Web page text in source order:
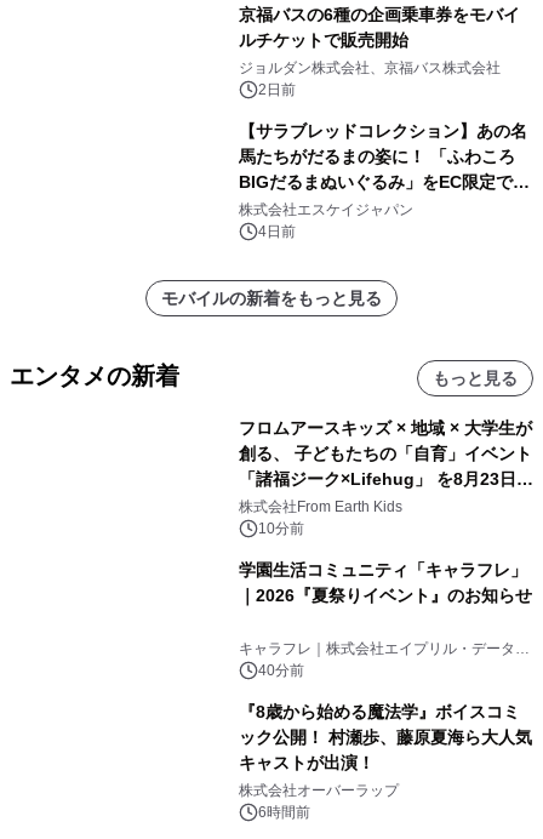
京福バスの6種の企画乗車券をモバイ
ルチケットで販売開始
ジョルダン株式会社、京福バス株式会社
2日前
【サラブレッドコレクション】あの名
馬たちがだるまの姿に！ 「ふわころ
BIGだるまぬいぐるみ」をEC限定で受
注販売開始
株式会社エスケイジャパン
4日前
モバイルの新着をもっと見る
エンタメの新着 もっと見る
フロムアースキッズ × 地域 × 大学生が
創る、 子どもたちの「自育」イベント
「諸福ジーク×Lifehug」 を8月23日
(日)開催
株式会社From Earth Kids
10分前
学園生活コミュニティ「キャラフレ」
｜2026『夏祭りイベント』のお知らせ
キャラフレ｜株式会社エイプリル・データ・
デザインズ
40分前
『8歳から始める魔法学』ボイスコミ
ック公開！ 村瀬歩、藤原夏海ら大人気
キャストが出演！
株式会社オーバーラップ
6時間前